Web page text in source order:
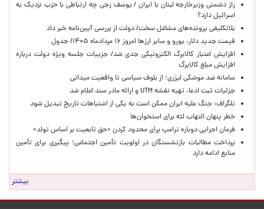
راز دشمنی وزیرخارجه لبنان با ایران / یوسف رجی چه ارتباطی با حزب نزدیک به
اسرائیل دارد؟
بلاتکلیفی پرونده‌های مشاغل سخت/ دولت از بررسی آیین‌نامه خبر داد
قیمت جدید دلار، یورو و سایر ارزها امروز ۱۶ مردادماه ۱۴۰۵/ جدول
افزایش اعتبار کالابرگ الکترونیکی جدی شد/ جزییات جلسه ویژه دولت درباره
افزایش مبلغ کالابرگ
سامانه ضد موشکی لیزری؛ از بلوف سیاسی تا واقعیت میدانی
جزئیات ثبت ادعا، تهیه نقشه UTM و ارائه مادر سند اعلام شد
تلگراف: جنگ علیه ایران ممکن است به یکی از اشتباهات تاریخ تبدیل شود
خطر پنهان التهاب لثه برای استخوان‌ها
فرمان اجرایی دوباره ترامپ برای محدود کردن «حق تابعیت بر اساس تولد»
پرداخت مطالبات بازنشستگان در اولویت تأمین اجتماعی؛ پیگیری برای تأمین
منابع ادامه دارد
بیشتر